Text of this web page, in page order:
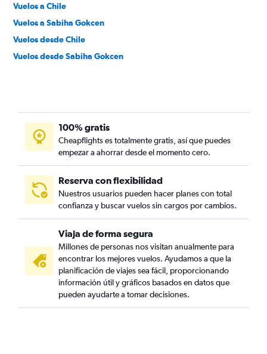
Vuelos a Chile
Vuelos a Sabiha Gokcen
Vuelos desde Chile
Vuelos desde Sabiha Gokcen
100% gratis
Cheapflights es totalmente gratis, así que puedes
empezar a ahorrar desde el momento cero.
Reserva con flexibilidad
Nuestros usuarios pueden hacer planes con total
confianza y buscar vuelos sin cargos por cambios.
Viaja de forma segura
Millones de personas nos visitan anualmente para
encontrar los mejores vuelos. Ayudamos a que la
planificación de viajes sea fácil, proporcionando
información útil y gráficos basados en datos que
pueden ayudarte a tomar decisiones.